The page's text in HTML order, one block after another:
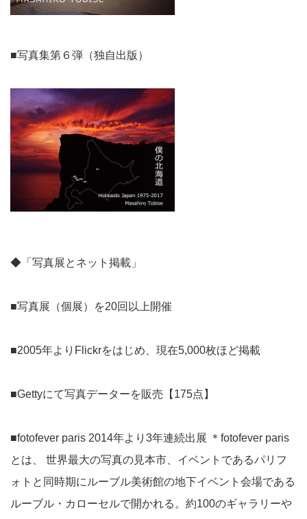
■写真集第６弾（独自出版）
◆「写真展とネット掲載」
■写真展（個展）を20回以上開催
■2005年よりFlickrをはじめ、現在5,000枚ほど掲載
■Gettyにて写真データーを販売【175点】
■fotofever paris 2014年より3年連続出展 ＊fotofever paris
とは、 世界最大の写真の見本市、イベントであるパリフ
ォトと同時期にルーブル美術館の地下イベント会場である
ルーブル・カローセルで開かれる。約100のギャラリーや